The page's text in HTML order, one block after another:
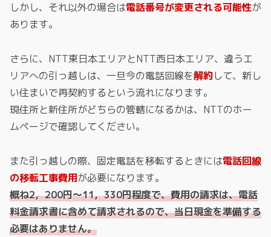
しかし、それ以外の場合は電話番号が変更される可能性が
あります。
さらに、NTT東日本エリアとNTT西日本エリア、違うエ
リアへの引っ越しは、一旦今の電話回線を解約して、新し
い住まいで再契約するという流れになります。
現住所と新住所がどちらの管轄になるかは、NTTのホー
ムページで確認してください。
また引っ越しの際、固定電話を移転するときには電話回線
の移転工事費用が必要になります。
概ね2，200円～11，330円程度で、費用の請求は、電話
料金請求書に含めて請求されるので、当日現金を準備する
必要はありません。